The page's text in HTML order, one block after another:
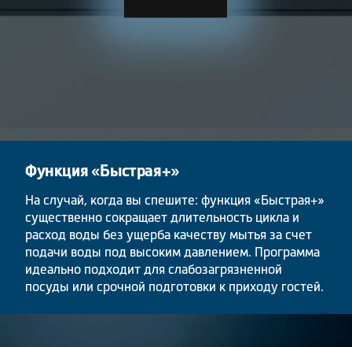
Функция «Быстрая+»
На случай, когда вы спешите: функция «Быстрая+»
существенно сокращает длительность цикла и
расход воды без ущерба качеству мытья за счет
подачи воды под высоким давлением. Программа
идеально подходит для слабозагрязненной
посуды или срочной подготовки к приходу гостей.